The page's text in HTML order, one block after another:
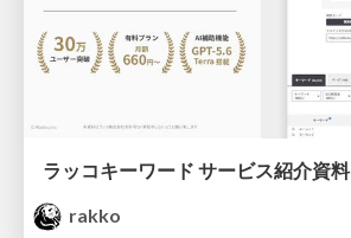
ラッコキーワード サービス紹介資料
rakko